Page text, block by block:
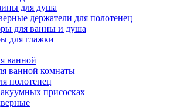
для душа
держатели для полотенец
для ванны и душа
для глажки
ванной
ванной комнаты
полотенец
присосках